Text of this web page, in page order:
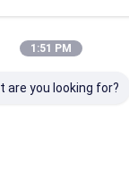
1:51 PM
are you looking for?